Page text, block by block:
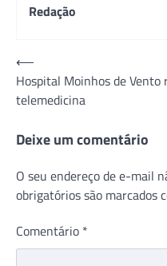
Redação
Navegação
de
Post
⟵
Hospital Moinhos de
telemedicina
Deixe um comentário
O seu endereço de e-mail
obrigatórios são marcados
Comentário *